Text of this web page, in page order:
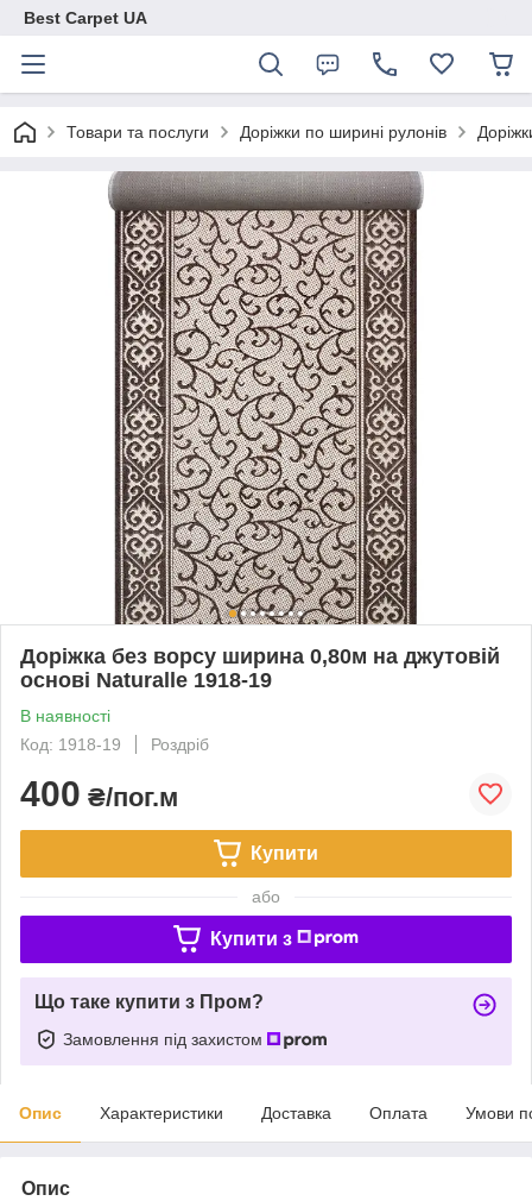
Best Carpet UA
Товари та послуги Доріжки по ширині рулонів
Доріжка без ворсу ширина 0,80м на джутовій
основі Naturalle 1918-19
В наявності
Код: 1918-19
Роздріб
400 ₴/пог.м
Купити
або
Купити з
Що таке купити з Пром?
Замовлення під захистом
Опис Характеристики Доставка Оплата Умови
Опис